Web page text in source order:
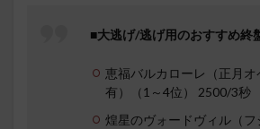
■大逃げ/逃げ用のおすすめ終
恵福バルカローレ（正月
有）（1～4位） 2500/3秒
煌星のヴォードヴィル（